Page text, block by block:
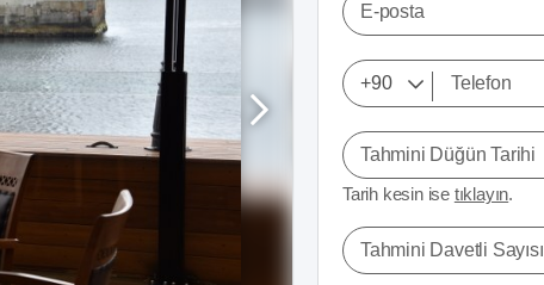
E-posta
Tahmini Düğün Tarihi
Tarih kesin ise tıklayın.
Tahmini Davetli Sayısı